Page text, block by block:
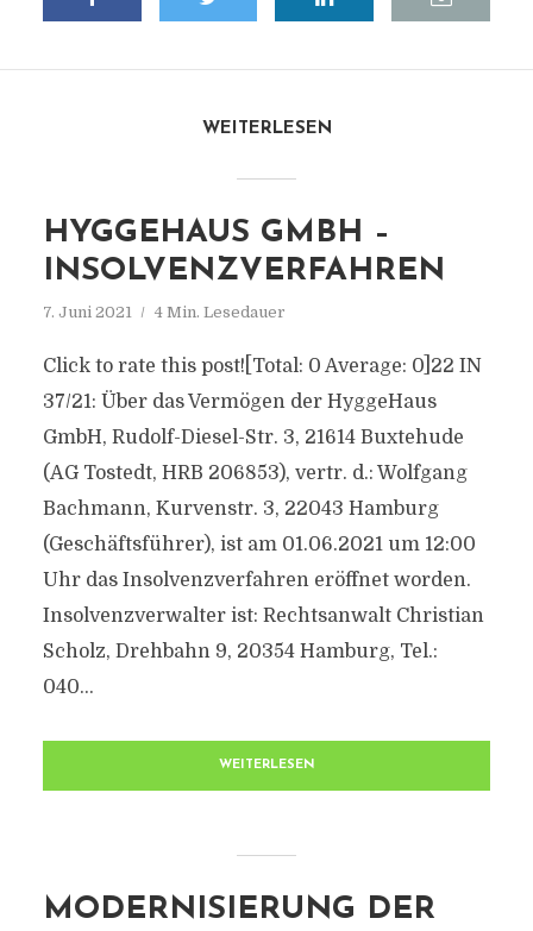
WEITERLESEN
HYGGEHAUS GMBH –
INSOLVENZVERFAHREN
7. Juni 2021 4 Min. Lesedauer
Click to rate this post![Total: 0 Average: 0]22 IN
37/21: Über das Vermögen der HyggeHaus
GmbH, Rudolf-Diesel-Str. 3, 21614 Buxtehude
(AG Tostedt, HRB 206853), vertr. d.: Wolfgang
Bachmann, Kurvenstr. 3, 22043 Hamburg
(Geschäftsführer), ist am 01.06.2021 um 12:00
Uhr das Insolvenzverfahren eröffnet worden.
Insolvenzverwalter ist: Rechtsanwalt Christian
Scholz, Drehbahn 9, 20354 Hamburg, Tel.:
040...
WEITERLESEN
MODERNISIERUNG DER